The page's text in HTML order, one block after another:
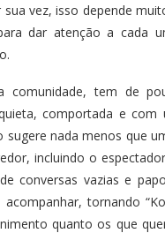
vez, isso depende
dar atenção a cada
tem de
comportada e
sugere nada menos que
incluindo o
conversas vazias e
tornando
quanto os que